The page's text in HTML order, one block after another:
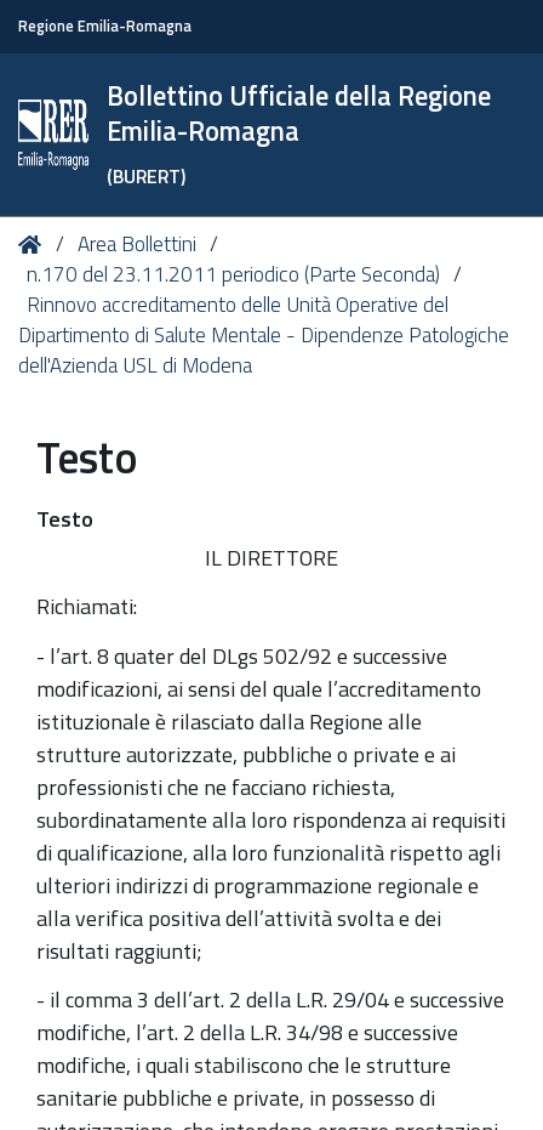
Regione Emilia-Romagna
Bollettino Ufficiale della Regione
Emilia-Romagna
(BURERT)
Tu
sei
qui:
HomeArea Bollettini
n.170 del 23.11.2011 periodico (Parte Seconda)
Rinnovo accreditamento delle Unità Operative del
Dipartimento di Salute Mentale - Dipendenze Patologiche
dell'Azienda USL di Modena
Testo
Testo
IL DIRETTORE
Richiamati:
- l’art. 8 quater del DLgs 502/92 e successive
modificazioni, ai sensi del quale l’accreditamento
istituzionale è rilasciato dalla Regione alle
strutture autorizzate, pubbliche o private e ai
professionisti che ne facciano richiesta,
subordinatamente alla loro rispondenza ai requisiti
di qualificazione, alla loro funzionalità rispetto agli
ulteriori indirizzi di programmazione regionale e
alla verifica positiva dell’attività svolta e dei
risultati raggiunti;
- il comma 3 dell’art. 2 della L.R. 29/04 e successive
modifiche, l’art. 2 della L.R. 34/98 e successive
modifiche, i quali stabiliscono che le strutture
sanitarie pubbliche e private, in possesso di